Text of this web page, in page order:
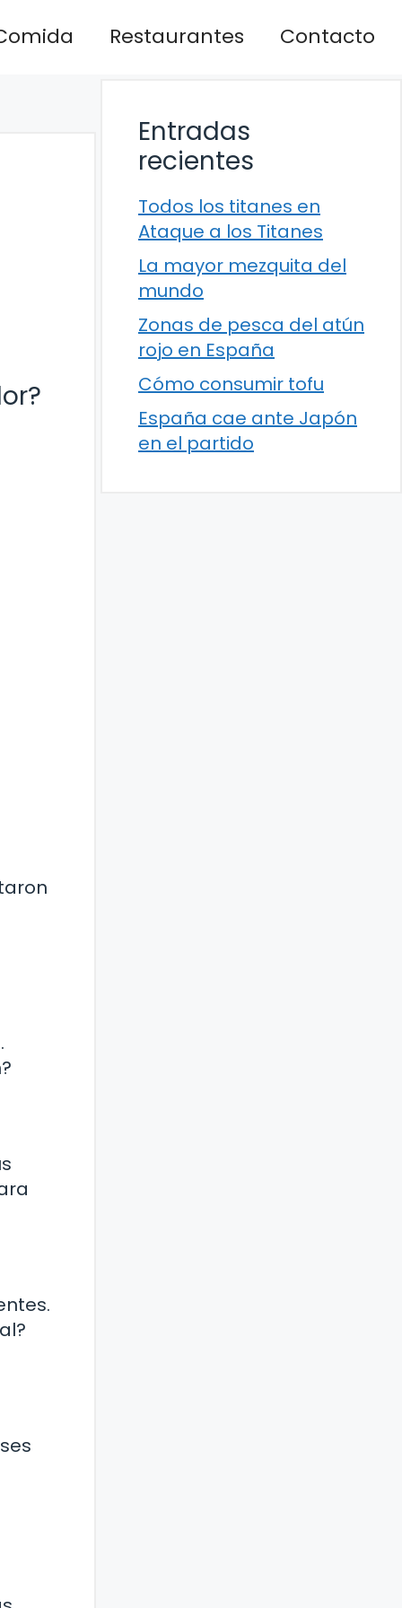
Restaurantes Contacto
Entradas
recientes
Todos los titanes en
Ataque a los Titanes
La mayor mezquita del
mundo
Zonas de pesca del atún
rojo en España
Cómo consumir tofu
España cae ante Japón
en el partido